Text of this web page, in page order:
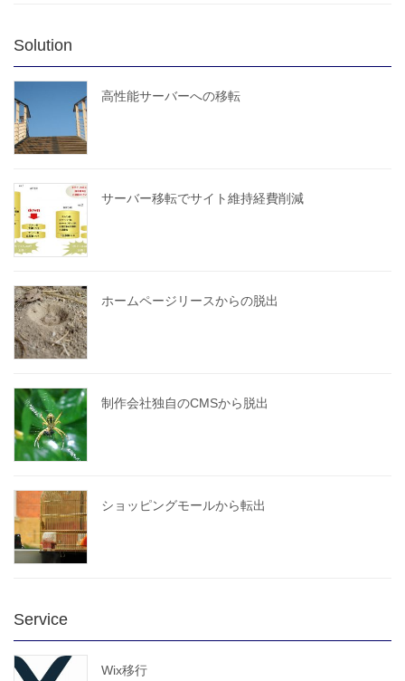
Solution
高性能サーバーへの移転
サーバー移転でサイト維持経費削減
ホームページリースからの脱出
制作会社独自のCMSから脱出
ショッピングモールから転出
Service
Wix移行